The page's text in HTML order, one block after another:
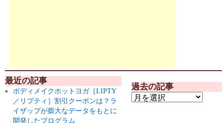
最近の記事
ボディメイクホットヨガ［LIPTY
／リプティ］割引クーポンは？ラ
イザップが膨大なデータをもとに
開発したプログラム
過去の記事